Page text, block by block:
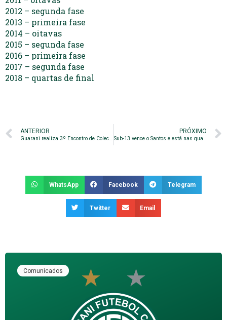
2012 – segunda fase
2013 – primeira fase
2014 – oitavas
2015 – segunda fase
2016 – primeira fase
2017 – segunda fase
2018 – quartas de final
ANTERIOR
Guarani realiza 3º Encontro de Colecionadores de Camisas
PRÓXIMO
Sub-13 vence o Santos e está nas quartas de final
WhatsApp Facebook Telegram
Twitter Email
Comunicados